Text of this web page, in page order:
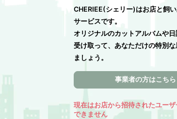
CHERIEE(シェリー)はお店と飼
サービスです。
オリジナルのカットアルバムや
受け取って、あなただけの特別
ましょう。
事業者の方はこちら
現在はお店から招待されたユー
できません